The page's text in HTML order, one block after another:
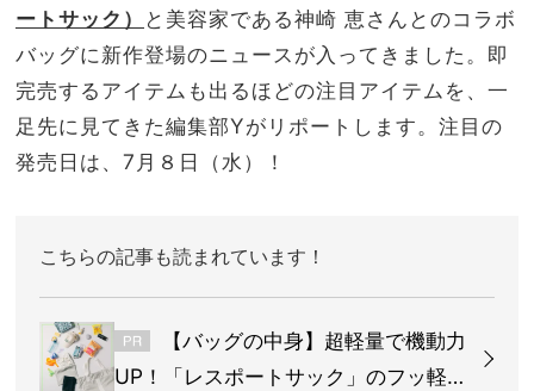
ートサック）
と美容家である神崎 恵さんとのコラボ
バッグに新作登場のニュースが入ってきました。即
完売するアイテムも出るほどの注目アイテムを、一
足先に見てきた編集部Yがリポートします。注目の
発売日は、7月８日（水）！
こちらの記事も読まれています！
UP！「レスポートサック」のフッ軽名